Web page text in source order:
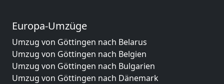
Europa-Umzüge
Umzug von Göttingen nach Belarus
Umzug von Göttingen nach Belgien
Umzug von Göttingen nach Bulgarien
Umzug von Göttingen nach Dänemark